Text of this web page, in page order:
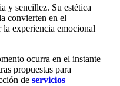
y sencillez. Su estética
convierten en el
experiencia emocional
ocurra en el instante
propuestas para
de servicios